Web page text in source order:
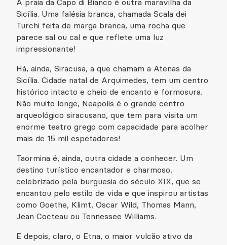
A praia da Capo di Bianco é outra maravilha da
Sicília. Uma falésia branca, chamada Scala dei
Turchi feita de marga branca, uma rocha que
parece sal ou cal e que reflete uma luz
impressionante!
Há, ainda, Siracusa, a que chamam a Atenas da
Sicília. Cidade natal de Arquimedes, tem um centro
histórico intacto e cheio de encanto e formosura.
Não muito longe, Neapolis é o grande centro
arqueológico siracusano, que tem para visita um
enorme teatro grego com capacidade para acolher
mais de 15 mil espetadores!
Taormina é, ainda, outra cidade a conhecer. Um
destino turístico encantador e charmoso,
celebrizado pela burguesia do século XIX, que se
encantou pelo estilo de vida e que inspirou artistas
como Goethe, Klimt, Oscar Wild, Thomas Mann,
Jean Cocteau ou Tennessee Williams.
E depois, claro, o Etna, o maior vulcão ativo da